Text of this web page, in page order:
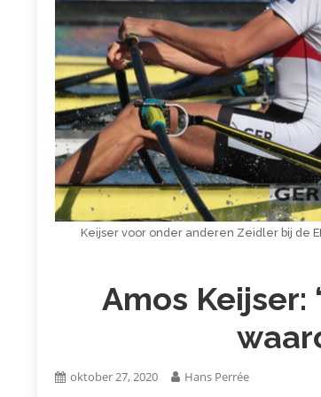
Keijser voor onder anderen Zeidler bij de
Amos
oktober 27, 2020 Hans Perrée